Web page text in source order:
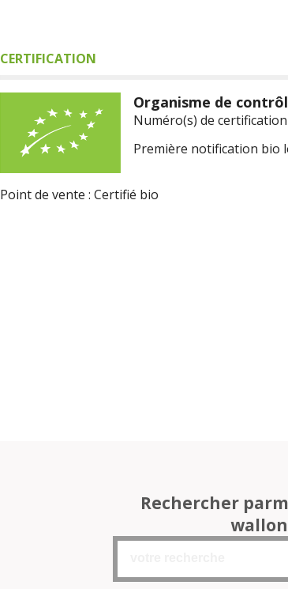
CERTIFICATION
Organisme de
Numéro(s) de certification
Première notification bio
Point de vente : Certifié bio
Rechercher